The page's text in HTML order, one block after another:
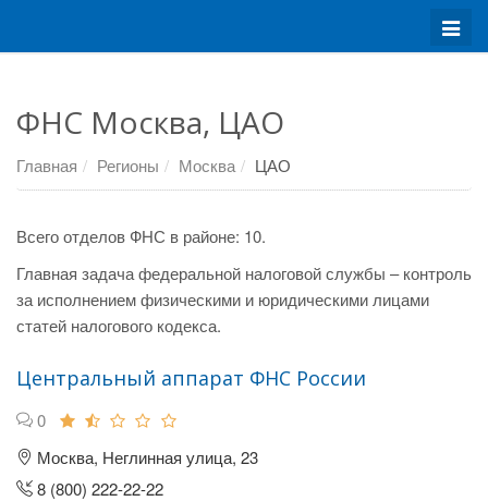
Меню
ФНС Москва, ЦАО
Главная Регионы Москва ЦАО
Всего отделов ФНС в районе: 10.
Главная задача федеральной налоговой службы – контроль
за исполнением физическими и юридическими лицами
статей налогового кодекса.
Центральный аппарат ФНС России
0
Москва, Неглинная улица, 23
8 (800) 222-22-22